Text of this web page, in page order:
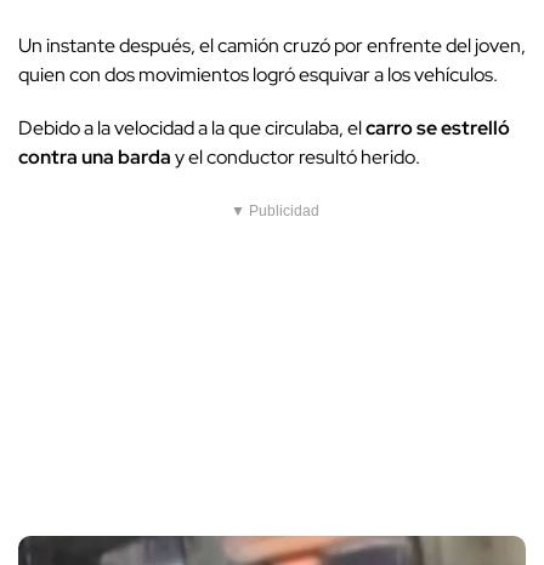
Un instante después, el camión cruzó por enfrente del joven,
quien con dos movimientos logró esquivar a los vehículos.
Debido a la velocidad a la que circulaba, elcarro se estrelló
contra una barday el conductor resultó herido.
▼ Publicidad